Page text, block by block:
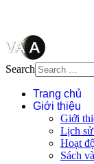
Search
Trang chủ
Giới thiệu
Giới
Lịch
Hoạt
Sách